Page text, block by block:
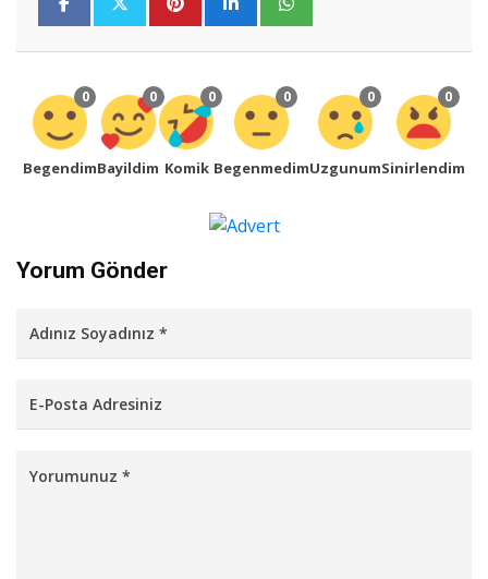
0
Begendim
0
Bayildim
0
Komik
0
Begenmedim
0
Uzgunum
0
Sinirlendim
Yorum Gönder